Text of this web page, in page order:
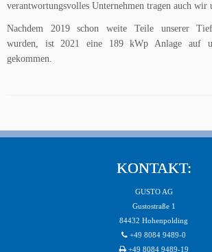
verantwortungsvolles Unternehmen tragen auch wir
Nachdem 2019 schon weite Teile unserer
wurden, ist 2021 eine 189 kWp Anlage auf
gekommen.
KONTAKT:
GUSTO AG
Gustostraße 1
84432 Hohenpolding
+49 8084 9489-0
+49 8084 9489-19